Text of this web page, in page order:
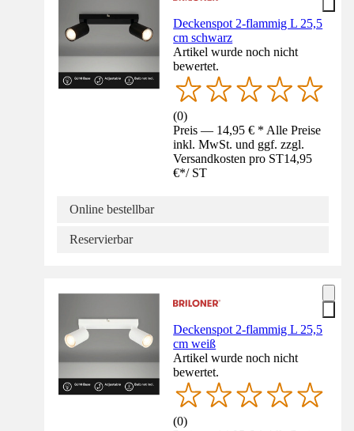
Deckenspot 2-flammig L 25,5
cm schwarz
Artikel wurde noch nicht
bewertet.
(0)
Preis — 14,95 € * Alle Preise
inkl. MwSt. und ggf. zzgl.
Versandkosten pro ST14,95
€*/ ST
Online bestellbar
Reservierbar
Deckenspot 2-flammig L 25,5
cm weiß
Artikel wurde noch nicht
bewertet.
(0)